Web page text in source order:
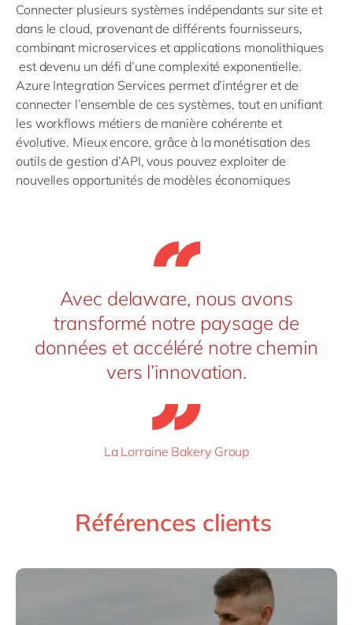
Connecter plusieurs systèmes indépendants sur site et
dans le cloud, provenant de différents fournisseurs,
combinant microservices et applications monolithiques
est devenu un défi d’une complexité exponentielle.
Azure Integration Services permet d’intégrer et de
connecter l’ensemble de ces systèmes, tout en unifiant
les workflows métiers de manière cohérente et
évolutive. Mieux encore, grâce à la monétisation des
outils de gestion d’API, vous pouvez exploiter de
nouvelles opportunités de modèles économiques
Avec delaware, nous avons
transformé notre paysage de
données et accéléré notre chemin
vers l’innovation.
La Lorraine Bakery Group
Références clients